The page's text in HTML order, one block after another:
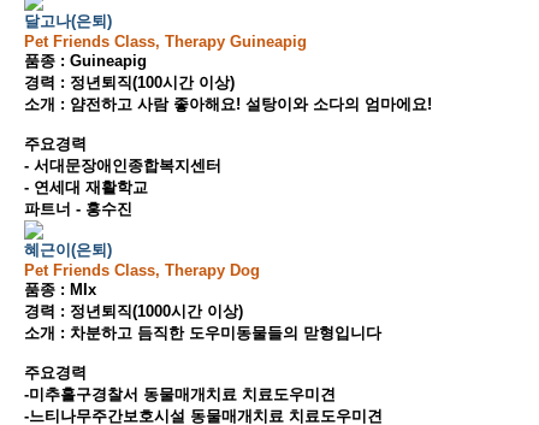
달고나(은퇴)
Pet Friends Class, Therapy Guineapig
품종 : Guineapig
경력 : 정년퇴직(100시간 이상)
소개 : 얌전하고 사람 좋아해요! 설탕이와 소다의 엄마에요!
주요경력
- 서대문장애인종합복지센터
- 연세대 재활학교
파트너 - 홍수진
혜근이(은퇴)
Pet Friends Class, Therapy Dog
품종 : MIx
경력 : 정년퇴직(1000시간 이상)
소개 : 차분하고 듬직한 도우미동물들의 맏형입니다
주요경력
-미추홀구경찰서 동물매개치료 치료도우미견
-느티나무주간보호시설 동물매개치료 치료도우미견